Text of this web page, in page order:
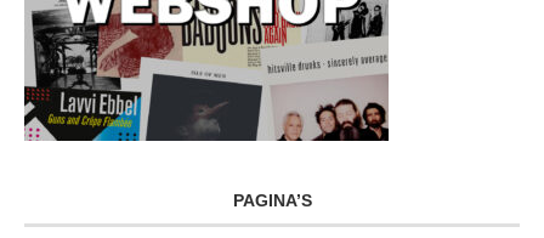
PAGINA’S